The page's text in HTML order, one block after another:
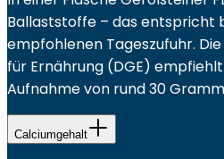
Ballaststoffe – das entspricht
empfohlenen Tageszufuhr.
für Ernährung (DGE)
Aufnahme von rund 30
Calciumgehalt